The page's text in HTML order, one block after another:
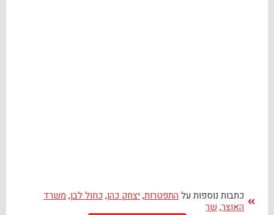
כתבות נוספות על התפטרות, יצחק כהן, כחול לבן, משרד
האוצר, שר